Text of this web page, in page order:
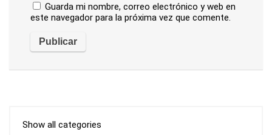
Guarda mi nombre, correo electrónico y web en
este navegador para la próxima vez que comente.
Show all categories